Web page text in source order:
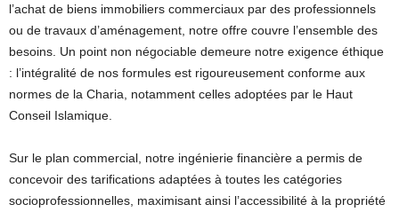
l’achat de biens immobiliers commerciaux par des professionnels
ou de travaux d’aménagement, notre offre couvre l’ensemble des
besoins. Un point non négociable demeure notre exigence éthique
: l’intégralité de nos formules est rigoureusement conforme aux
normes de la Charia, notamment celles adoptées par le Haut
Conseil Islamique.
Sur le plan commercial, notre ingénierie financière a permis de
concevoir des tarifications adaptées à toutes les catégories
socioprofessionnelles, maximisant ainsi l’accessibilité à la propriété